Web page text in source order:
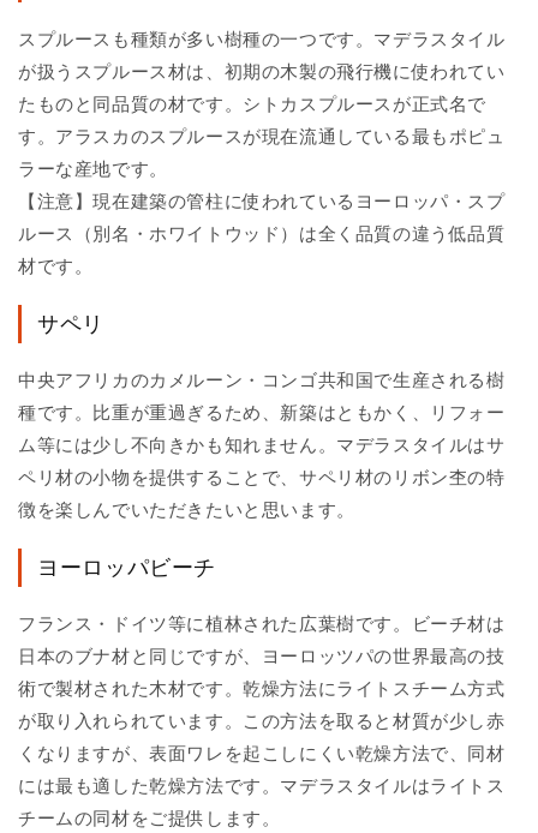
スプルースも種類が多い樹種の一つです。マデラスタイル
が扱うスプルース材は、初期の木製の飛行機に使われてい
たものと同品質の材です。シトカスプルースが正式名で
す。アラスカのスプルースが現在流通している最もポピュ
ラーな産地です。
【注意】現在建築の管柱に使われているヨーロッパ・スプ
ルース（別名・ホワイトウッド）は全く品質の違う低品質
材です。
サペリ
中央アフリカのカメルーン・コンゴ共和国で生産される樹
種です。比重が重過ぎるため、新築はともかく、リフォー
ム等には少し不向きかも知れません。マデラスタイルはサ
ペリ材の小物を提供することで、サペリ材のリボン杢の特
徴を楽しんでいただきたいと思います。
ヨーロッパビーチ
フランス・ドイツ等に植林された広葉樹です。ビーチ材は
日本のブナ材と同じですが、ヨーロッツパの世界最高の技
術で製材された木材です。乾燥方法にライトスチーム方式
が取り入れられています。この方法を取ると材質が少し赤
くなりますが、表面ワレを起こしにくい乾燥方法で、同材
には最も適した乾燥方法です。マデラスタイルはライトス
チームの同材をご提供します。